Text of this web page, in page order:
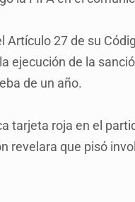
27 de su
ejecución de la
de un año.
tarjeta roja en el
revelara que pisó